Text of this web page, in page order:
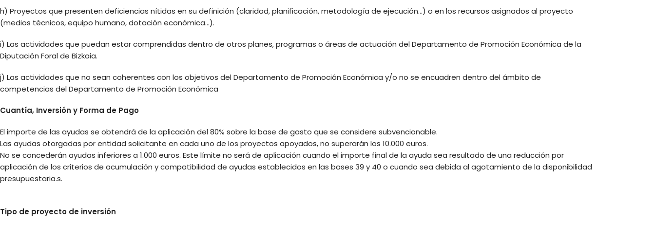
h) Proyectos que presenten deficiencias nítidas en su definición (claridad, planificación, metodología de ejecución…) o en los recursos asignados al proyecto
(medios técnicos, equipo humano, dotación económica…).
i) Las actividades que puedan estar comprendidas dentro de otros planes, programas o áreas de actuación del Departamento de Promoción Económica de la
Diputación Foral de Bizkaia.
j) Las actividades que no sean coherentes con los objetivos del Departamento de Promoción Económica y/o no se encuadren dentro del ámbito de
competencias del Departamento de Promoción Económica
Cuantía, Inversión y Forma de Pago
El importe de las ayudas se obtendrá de la aplicación del 80% sobre la base de gasto que se considere subvencionable.
Las ayudas otorgadas por entidad solicitante en cada uno de los proyectos apoyados, no superarán los 10.000 euros.
No se concederán ayudas inferiores a 1.000 euros. Este límite no será de aplicación cuando el importe final de la ayuda sea resultado de una reducción por
aplicación de los criterios de acumulación y compatibilidad de ayudas establecidos en las bases 39 y 40 o cuando sea debida al agotamiento de la disponibilidad
presupuestaria.s.
Tipo de proyecto de inversión